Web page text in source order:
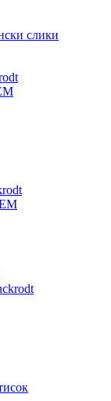
слики